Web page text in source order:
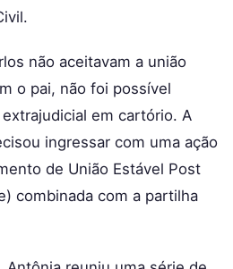
não aceitavam a união
o pai, não foi possível
em cartório. A
ingressar com uma ação
de União Estável Post
combinada com a partilha